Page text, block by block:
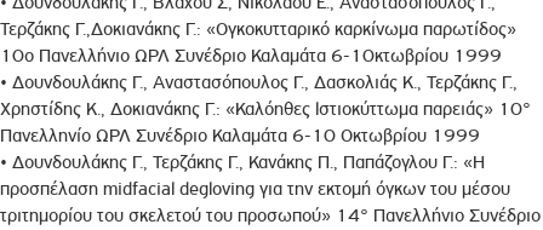
Τερζάκης Γ.,Δοκιανάκης Γ.: «Ογκοκυτταρικό καρκίνωμα παρωτίδος»
10ο Πανελλήνιο ΩΡΛ Συνέδριο Καλαμάτα 6-10κτωβρίου 1999
• Δουνδουλάκης Γ., Αναστασόπουλος Γ., Δασκολιάς Κ., Τερζάκης Γ.,
Χρηστίδης Κ., Δοκιανάκης Γ.: «Καλόηθες lστιοκύττωμα παρειάς» 10°
Πανελληνίο ΩΡΛ Συνέδριο Καλαμάτα 6-10 Οκτωβρίου 1999
• Δουνδουλάκης Γ., Τερζάκης Γ., Κανάκης Π., Παπάζογλου Γ.: «Η
προσπέλαση midfacial degloving για την εκτομή όγκων του μέσου
τριτημορίου του σκελετού του προσωπού» 14° Πανελλήνιο Συνέδριο